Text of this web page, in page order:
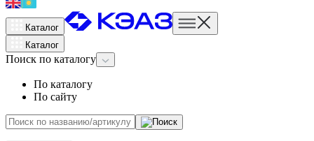
Каталог
Каталог
Поиск по каталогу
По каталогу
По сайту